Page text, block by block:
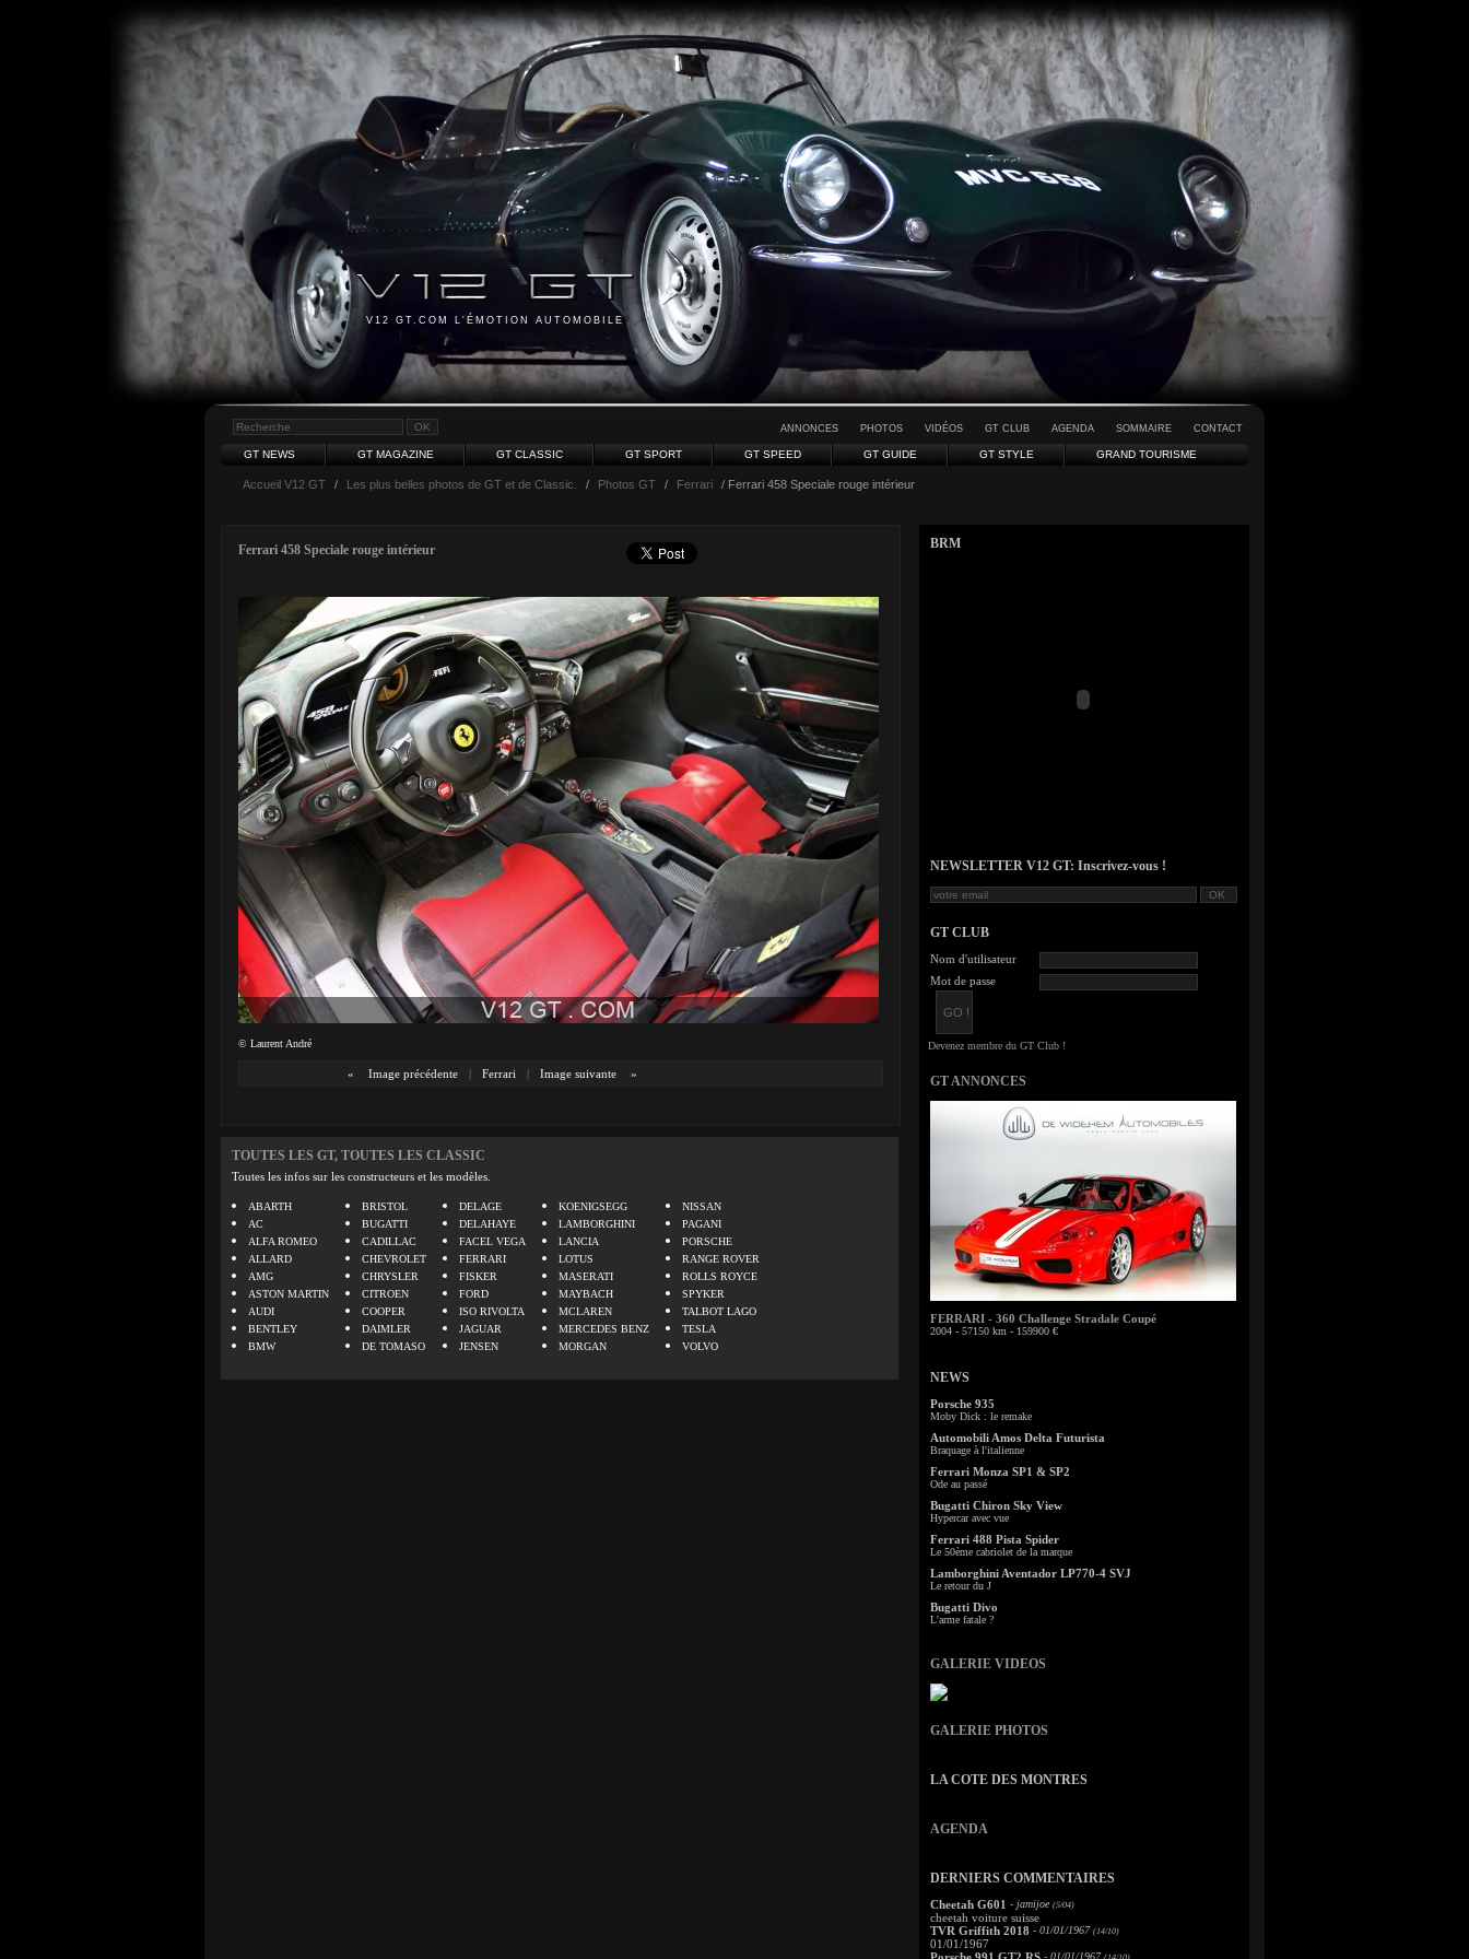
V12 GT.COM L'ÉMOTION AUTOMOBILE
ANNONCES PHOTOS VIDÉOS GT CLUB AGENDA SOMMAIRE CONTACT
GT NEWS GT MAGAZINE GT CLASSIC GT SPORT GT SPEED GT GUIDE GT STYLE GRAND TOURISME
Accueil V12 GT / Les plus belles photos de GT et de Classic. / Photos GT / Ferrari / Ferrari 458 Speciale rouge intérieur
Ferrari 458 Speciale rouge intérieur
© Laurent André
« Image précédente | Ferrari | Image suivante »
TOUTES LES GT, TOUTES LES CLASSIC
Toutes les infos sur les constructeurs et les modèles.
ABARTH
AC
ALFA ROMEO
ALLARD
AMG
ASTON MARTIN
AUDI
BENTLEY
BMW
BRISTOL
BUGATTI
CADILLAC
CHEVROLET
CHRYSLER
CITROEN
COOPER
DAIMLER
DE TOMASO
DELAGE
DELAHAYE
FACEL VEGA
FERRARI
FISKER
FORD
ISO RIVOLTA
JAGUAR
JENSEN
KOENIGSEGG
LAMBORGHINI
LANCIA
LOTUS
MASERATI
MAYBACH
MCLAREN
MERCEDES BENZ
MORGAN
NISSAN
PAGANI
PORSCHE
RANGE ROVER
ROLLS ROYCE
SPYKER
TALBOT LAGO
TESLA
VOLVO
BRM
NEWSLETTER V12 GT: Inscrivez-vous !
GT CLUB
Nom d'utilisateur
Mot de passe
GT ANNONCES
FERRARI - 360 Challenge Stradale Coupé
2004 - 57150 km - 159900 €
NEWS
Porsche 935
Moby Dick : le remake
Automobili Amos Delta Futurista
Braquage à l'italienne
Ferrari Monza SP1 & SP2
Ode au passé
Bugatti Chiron Sky View
Hypercar avec vue
Ferrari 488 Pista Spider
Le 50ème cabriolet de la marque
Lamborghini Aventador LP770-4 SVJ
Le retour du J
Bugatti Divo
L'arme fatale ?
GALERIE VIDEOS
GALERIE PHOTOS
LA COTE DES MONTRES
AGENDA
DERNIERS COMMENTAIRES
Cheetah G601 - jamijoe (5/04)
cheetah voiture suisse
TVR Griffith 2018 - 01/01/1967 (14/10)
01/01/1967
- 01/01/1967